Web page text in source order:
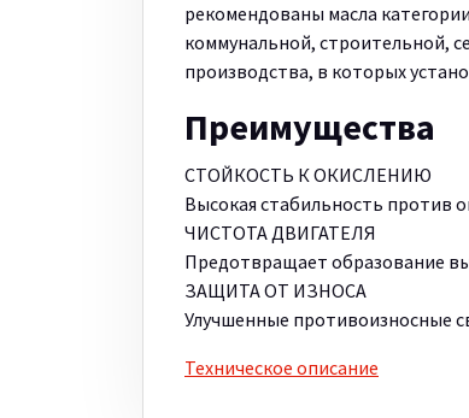
рекомендованы масла
коммунальной, строительной,
производства, в которых
Преимущества
СТОЙКОСТЬ К ОКИСЛЕНИЮ
Высокая стабильность против
ЧИСТОТА ДВИГАТЕЛЯ
Предотвращает образование
ЗАЩИТА ОТ ИЗНОСА
Улучшенные противоизносные
Техническое описание